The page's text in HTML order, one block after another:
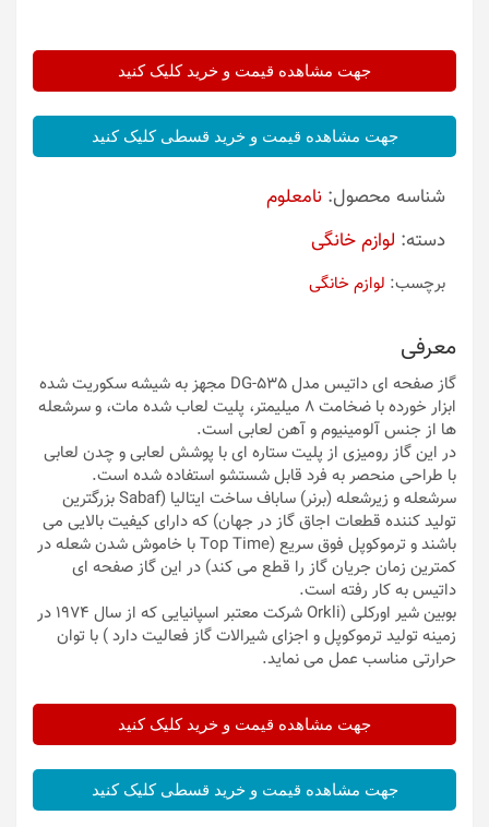
جهت مشاهده قیمت و خرید کلیک کنید
جهت مشاهده قیمت و خرید قسطی کلیک کنید
شناسه محصول: نامعلوم
دسته: لوازم خانگی
برچسب: لوازم خانگی
معرفی
گاز صفحه ای داتیس مدل DG-535 مجهز به شیشه سکوریت شده
ابزار خورده با ضخامت 8 میلیمتر، پلیت لعاب شده مات، و سرشعله
ها از جنس آلومینیوم و آهن لعابی است.
در این گاز رومیزی از پلیت ستاره ای با پوشش لعابی و چدن لعابی
با طراحی منحصر به فرد قابل شستشو استفاده شده است.
سرشعله و زیرشعله (برنر) ساباف ساخت ایتالیا (Sabaf بزرگترین
تولید کننده قطعات اجاق گاز در جهان) که دارای کیفیت بالایی می
باشند و ترموکوپل فوق سریع (Top Time با خاموش شدن شعله در
کمترین زمان جریان گاز را قطع می کند) در این گاز صفحه ای
داتیس به کار رفته است.
بوبین شیر اورکلی (Orkli شرکت معتبر اسپانیایی که از سال 1974 در
زمینه تولید ترموکوپل و اجزای شیرالات گاز فعالیت دارد ) با توان
حرارتی مناسب عمل می نماید.
جهت مشاهده قیمت و خرید کلیک کنید
جهت مشاهده قیمت و خرید قسطی کلیک کنید